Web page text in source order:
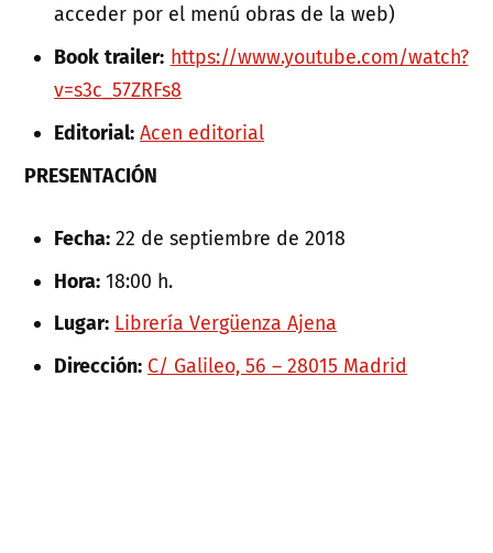
acceder por el menú obras de la web)
Book trailer: https://www.youtube.com/watch?
v=s3c_57ZRFs8
Editorial: Acen editorial
PRESENTACIÓN
Fecha: 22 de septiembre de 2018
Hora: 18:00 h.
Lugar: Librería Vergüenza Ajena
Dirección: C/ Galileo, 56 – 28015 Madrid